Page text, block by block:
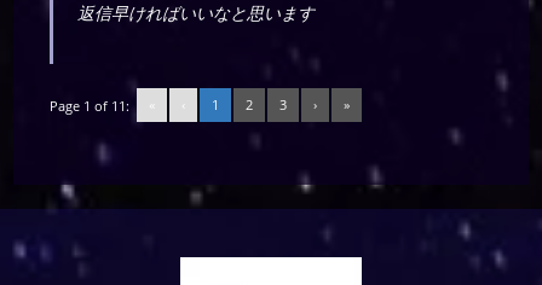
返信早ければいいなと思います
Page 1 of 11: « ‹ 1 2 3 › »